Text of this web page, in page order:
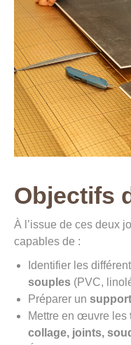
Objectifs
À l’issue de ces deux
capables de :
Identifier les
souples (PVC,
Préparer un
Mettre en œuvre les
collage, joints,